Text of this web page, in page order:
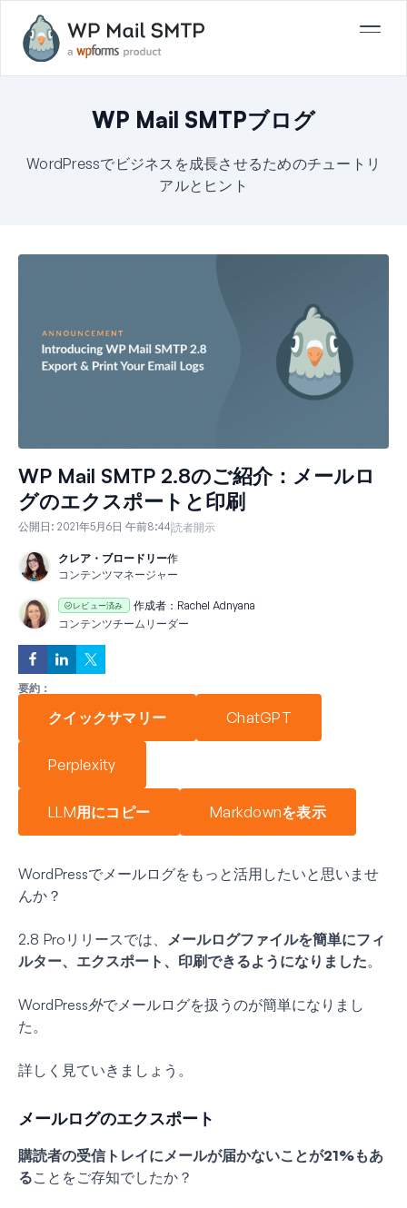
WP Mail SMTPブログ
WordPressでビジネスを成長させるためのチュートリ
アルとヒント
WP Mail SMTP 2.8のご紹介：メールロ
グのエクスポートと印刷
公開日: 2021年5月6日 午前8:44読者開示
クレア・ブロードリー作
コンテンツマネージャー
レビュー済み 作成者： Rachel Adnyana
コンテンツチームリーダー
要約：
クイックサマリー ChatGPT
Perplexity
LLM用にコピー Markdownを表示
WordPressでメールログをもっと活用したいと思いませ
んか？
2.8 Proリリースでは、
メールログファイルを簡単にフィ
ルター、エクスポート、印刷できるようになりました。
WordPress外でメールログを扱うのが簡単になりまし
た。
詳しく見ていきましょう。
メールログのエクスポート
購読者の受信トレイにメールが届かないことが21%もあ
ることをご存知でしたか？